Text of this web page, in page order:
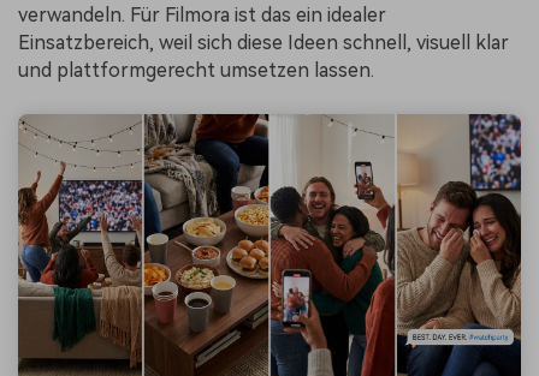
verwandeln. Für Filmora ist das ein idealer
Einsatzbereich, weil sich diese Ideen schnell, visuell klar
und plattformgerecht umsetzen lassen.